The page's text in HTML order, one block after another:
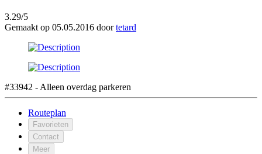
3.29/5
Gemaakt op 05.05.2016 doortetard
#33942 - Alleen overdag parkeren
Routeplan
Favorieten
Contact
Meer